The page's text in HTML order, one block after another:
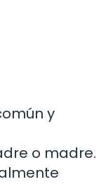
y
o madre.